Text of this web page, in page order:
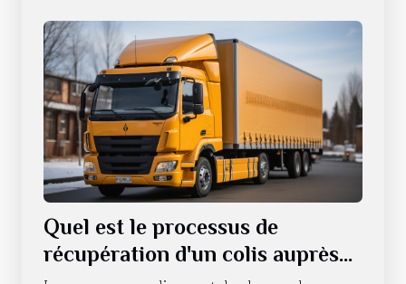
Quel est le processus de
récupération d'un colis auprès